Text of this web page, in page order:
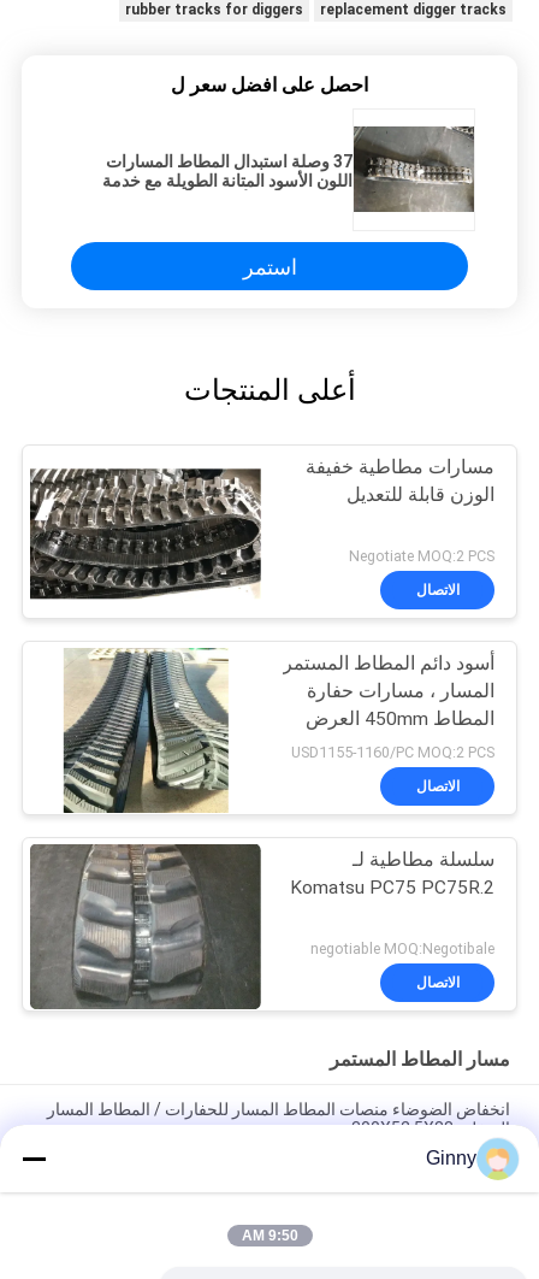
replacement digger tracks
rubber tracks for diggers
احصل على افضل سعر ل
37 وصلة استبدال المطاط المسارات
اللون الأسود المتانة الطويلة مع خدمة
استمر
أعلى المنتجات
مسارات مطاطية خفيفة
الوزن قابلة للتعديل
Negotiate MOQ:2 PCS
الاتصال
أسود دائم المطاط المستمر
المسار ، مسارات حفارة
المطاط 450mm العرض
USD1155-1160/PC MOQ:2 PCS
الاتصال
سلسلة مطاطية لـ
Komatsu PC75 PC75R.2
negotiable MOQ:Negotibale
الاتصال
مسار المطاط المستمر
انخفاض الضوضاء منصات المطاط المسار للحفارات / المطاط المسار
السفلي 300X52 5X88
جزارة العشب
300 × 52.5K × 76 مسار مطاطي للهيكل السفلي / مسارات مطاطية
Ginny
9:50 AM